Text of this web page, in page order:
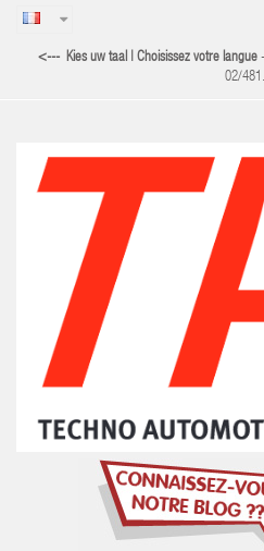
<--- Kies uw taal | Choisissez votre langue
02/